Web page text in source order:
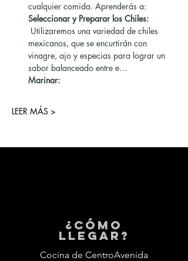
cualquier comida. Aprenderás a:
Seleccionar y Preparar los Chiles:
mexicanos, que se encurtirán con
vinagre, ajo y especias para lograr un
sabor balanceado entre e…
Marinar:
LEER MÁS >
¿Cómo
llegar?
Cocina de CentroAvenida